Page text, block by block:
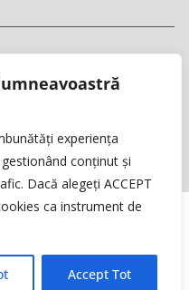
experiența
conținut și
Dacă alegeți ACCEPT
ca instrument de
Accept Tot